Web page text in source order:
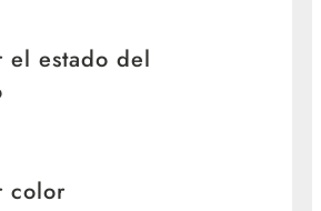
el estado del
color